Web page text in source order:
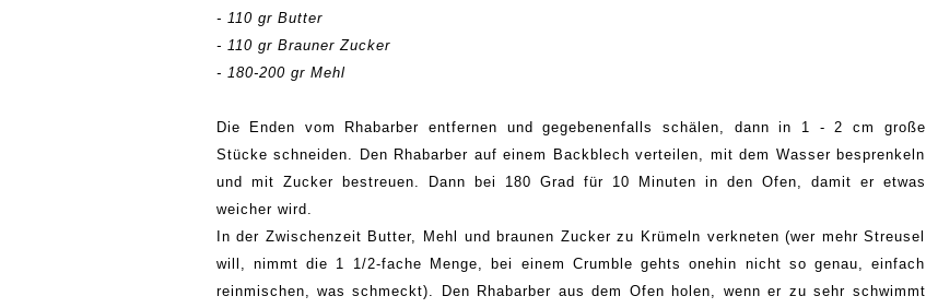
- 110 gr Butter
- 110 gr Brauner Zucker
- 180-200 gr Mehl
Die Enden vom Rhabarber entfernen und gegebenenfalls schälen, dann in 1 - 2 cm große
Stücke schneiden. Den Rhabarber auf einem Backblech verteilen, mit dem Wasser besprenkeln
und mit Zucker bestreuen. Dann bei 180 Grad für 10 Minuten in den Ofen, damit er etwas
weicher wird.
In der Zwischenzeit Butter, Mehl und braunen Zucker zu Krümeln verkneten (wer mehr Streusel
will, nimmt die 1 1/2-fache Menge, bei einem Crumble gehts onehin nicht so genau, einfach
reinmischen, was schmeckt). Den Rhabarber aus dem Ofen holen, wenn er zu sehr schwimmt